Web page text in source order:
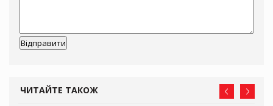
ЧИТАЙТЕ ТАКОЖ